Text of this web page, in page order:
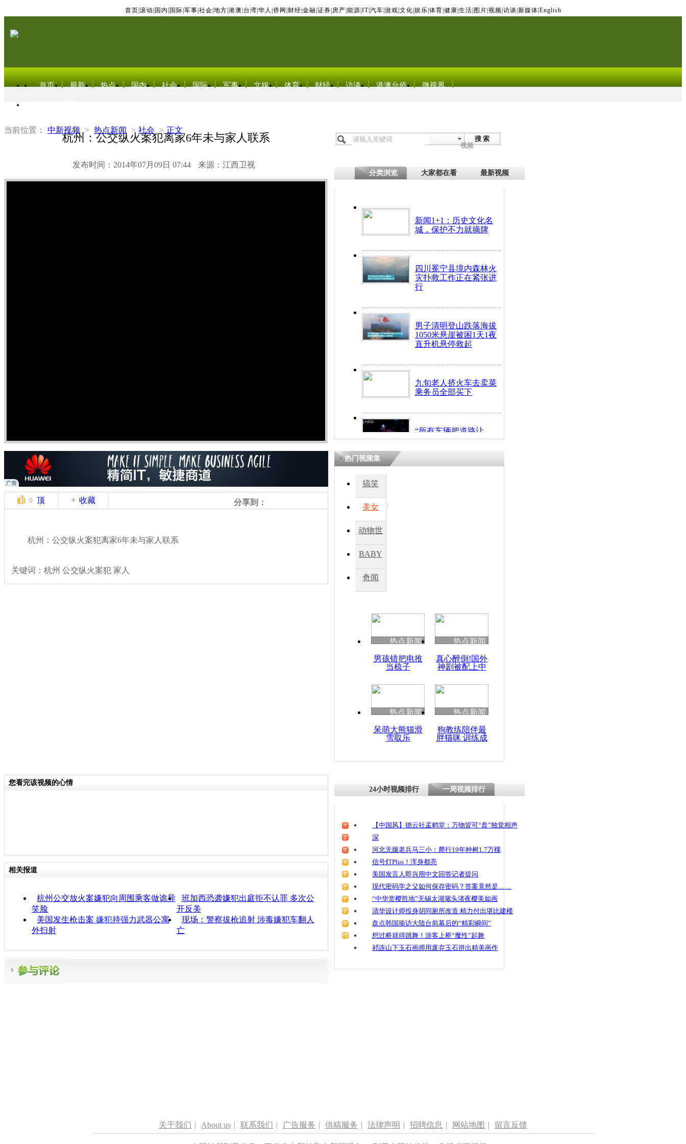
首页 滚动 国内 国际 军事 社会 地方 港澳 台湾 华人 侨网 财经 金融 证券 房产 能源 IT| 汽车 游戏 文化 娱乐 体育 健康 生活 图片 视频 访谈 新媒体 English
首页 最新 热点 国内 社会 国际 军事 文娱 体育 财经 访谈 港澳台侨 微视界
当前位置： 中新视频 > 热点新闻 > 社会 > 正文
杭州：公交纵火案犯离家6年未与家人联系
发布时间：2014年07月09日 07:44 来源：江西卫视
搜 索
视频
分类浏览 大家都在看 最新视频
新闻1+1：历史文化名
城，保护不力就摘牌
四川冕宁县境内森林火
灾扑救工作正在紧张进
行
男子清明登山跌落海拔
1050米悬崖被困1天1夜
直升机悬停救起
九旬老人挤火车去卖菜
乘务员全部买下
“所有车辆把道路让
开！”儿童突发疾病交
因
度苗族花山节
魂
0 顶 收藏 分享到：
杭州：公交纵火案犯离家6年未与家人联系
关键词：杭州 公交纵火案犯 家人
热门视频集
搞笑
美女
动物世
BABY
秀
奇闻
热点新闻
男孩错把电推
当梳子
热点新闻
真心醉倒!国外
神剧被配上中
热点新闻
呆萌大熊猫滑
雪取乐
热点新闻
狗教练陪伴最
胖猫咪 训练成
您看完该视频的心情
相关报道
杭州公交放火案嫌犯向周围乘客做诡异
笑脸
班加西恐袭嫌犯出庭拒不认罪 多次公
开反美
美国发生枪击案 嫌犯持强力武器公寓
外扫射
现场：警察拔枪追射 涉毒嫌犯车翻人
亡
24小时视频排行 一周视频排行
【中国风】德云社孟鹤堂：万物皆可“盘”独觉相声
深
河北无腿老兵马三小：爬行19年种树1.7万棵
信号灯Plus！浑身都亮
美国发言人即兴用中文回答记者提问
现代密码学之父如何保存密码？答案竟然是……
“中华赏樱胜地”无锡太湖鼋头渚夜樱美如画
清华设计师投身胡同厕所改造 精力付出堪比建楼
盘点韩国瑜访大陆台前幕后的“精彩瞬间”
想过桥就得跳舞！游客上桥“魔性”起舞
祁连山下玉石画师用废弃玉石拼出精美画作
关于我们 | About us | 联系我们 | 广告服务 | 供稿服务 | 法律声明 | 招聘信息 | 网站地图 | 留言反馈